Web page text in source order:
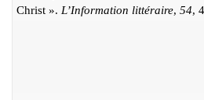
Christ ». L’Information littéraire, 54,